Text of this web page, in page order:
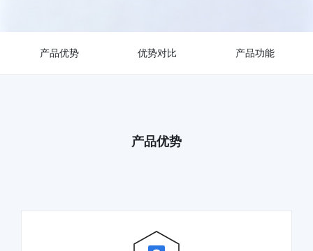
产品优势 优势对比 产品功能
产品优势